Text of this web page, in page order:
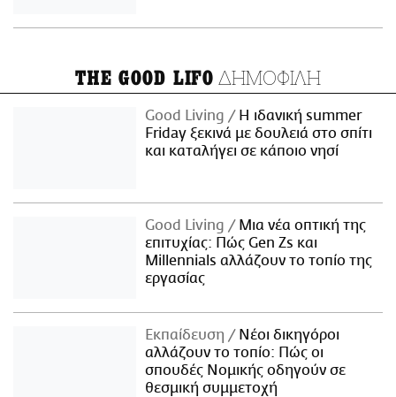
THE GOOD LIFO ΔΗΜΟΦΙΛΗ
Good Living
Η ιδανική summer
Friday ξεκινά με δουλειά στο σπίτι
και καταλήγει σε κάποιο νησί
Good Living
Μια νέα οπτική της
επιτυχίας: Πώς Gen Zs και
Millennials αλλάζουν το τοπίο της
εργασίας
Εκπαίδευση
Νέοι δικηγόροι
αλλάζουν το τοπίο: Πώς οι
σπουδές Νομικής οδηγούν σε
θεσμική συμμετοχή